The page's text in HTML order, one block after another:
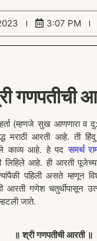
3:07 PM
गणपतीची
(म्हणजे सुख आणणारा व
मराठी आरती आहे. ती
काव्य आहे. हे पद समर्थ
लिहिले आहे. ही आरती
पहिली असते म्हणून
आरती गणेश चतुर्थीपासून
जाते.
॥ श्री गणपतीची आरती ॥